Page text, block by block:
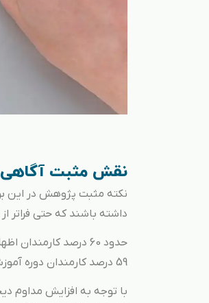
نقش مثبت آگاهی
نکته مثبت پژوهش در این
داشته باشند که حتی فراتر
حدود 60 درصد
59 درصد کارمندان دوره آموزشی امنیتی یا تطبیق عملکرد را گذرانده‌اند.
با توجه به افزایش مداوم